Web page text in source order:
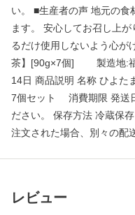
い。 ■生産者の声 地元の食
ます。 安心してお召し上
るだけ使用しないよう心が
茶】[90g×7個] 製造地:
14日 商品説明 名称 ひよ
7個セット 消費期限 発送
ださい。 保存方法 冷蔵保
注文された場合、別々の配
レビュー